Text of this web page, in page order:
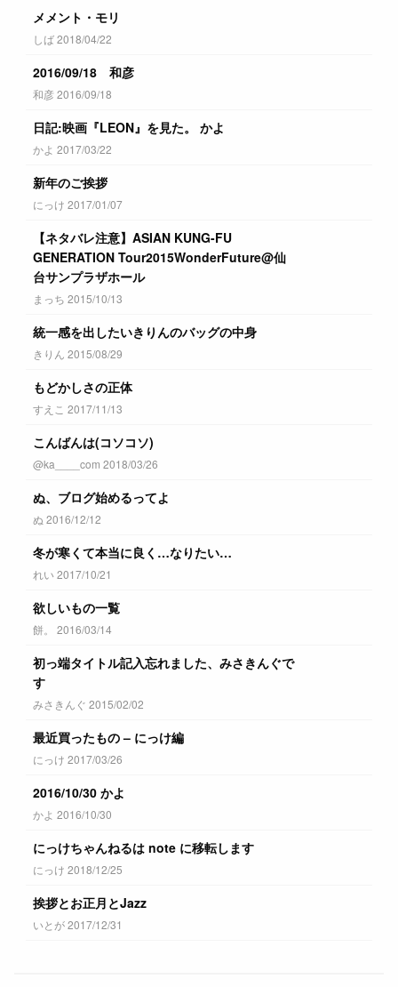
メメント・モリ
しば 2018/04/22
2016/09/18 和彦
和彦 2016/09/18
日記:映画『LEON』を見た。 かよ
かよ 2017/03/22
新年のご挨拶
にっけ 2017/01/07
【ネタバレ注意】ASIAN KUNG-FU
GENERATION Tour2015WonderFuture@仙
台サンプラザホール
まっち 2015/10/13
統一感を出したいきりんのバッグの中身
きりん 2015/08/29
もどかしさの正体
すえこ 2017/11/13
こんばんは(コソコソ)
@ka____com 2018/03/26
ぬ、ブログ始めるってよ
ぬ 2016/12/12
冬が寒くて本当に良く…なりたい…
れい 2017/10/21
欲しいもの一覧
餅。 2016/03/14
初っ端タイトル記入忘れました、みさきんぐで
す
みさきんぐ 2015/02/02
最近買ったもの – にっけ編
にっけ 2017/03/26
2016/10/30 かよ
かよ 2016/10/30
にっけちゃんねるは note に移転します
にっけ 2018/12/25
挨拶とお正月とJazz
いとが 2017/12/31